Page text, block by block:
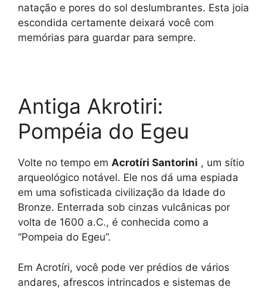
natação e pores do sol deslumbrantes. Esta joia
escondida certamente deixará você com
memórias para guardar para sempre.
Antiga Akrotiri:
Pompéia do Egeu
Volte no tempo em Acrotíri Santorini , um sítio
arqueológico notável. Ele nos dá uma espiada
em uma sofisticada civilização da Idade do
Bronze. Enterrada sob cinzas vulcânicas por
volta de 1600 a.C., é conhecida como a
“Pompeia do Egeu”.
Em Acrotíri, você pode ver prédios de vários
andares, afrescos intrincados e sistemas de